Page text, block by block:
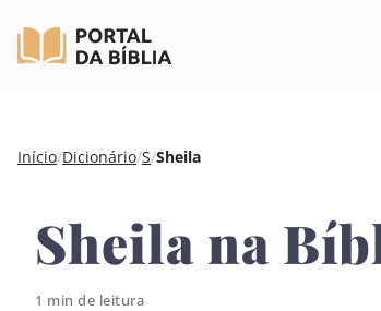
Pular
conteúdo
Início/Dicionário/S/Sheila
Sheila na
1 min de leitura